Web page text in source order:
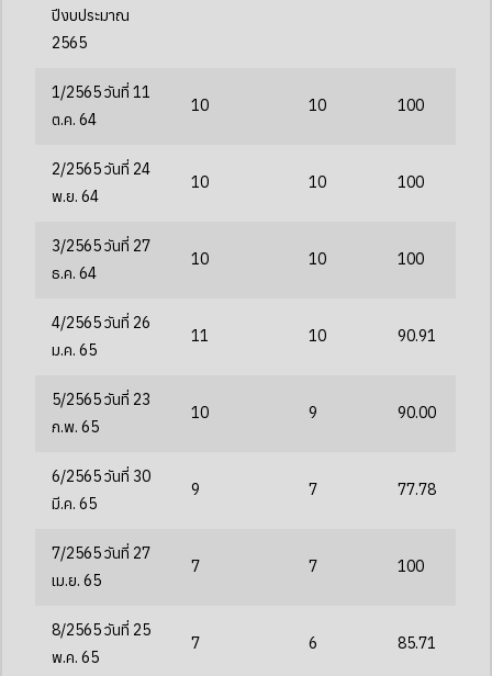
ปีงบประมาณ
2565
1/2565 วันที่ 11
ต.ค. 64
10 10 100
2/2565 วันที่ 24
พ.ย. 64
10 10 100
3/2565 วันที่ 27
ธ.ค. 64
10 10 100
4/2565 วันที่ 26
ม.ค. 65
11 10 90.91
5/2565 วันที่ 23
ก.พ. 65
10 9 90.00
6/2565 วันที่ 30
มี.ค. 65
9 7 77.78
7/2565 วันที่ 27
เม.ย. 65
7 7 100
8/2565 วันที่ 25
พ.ค. 65
7 6 85.71